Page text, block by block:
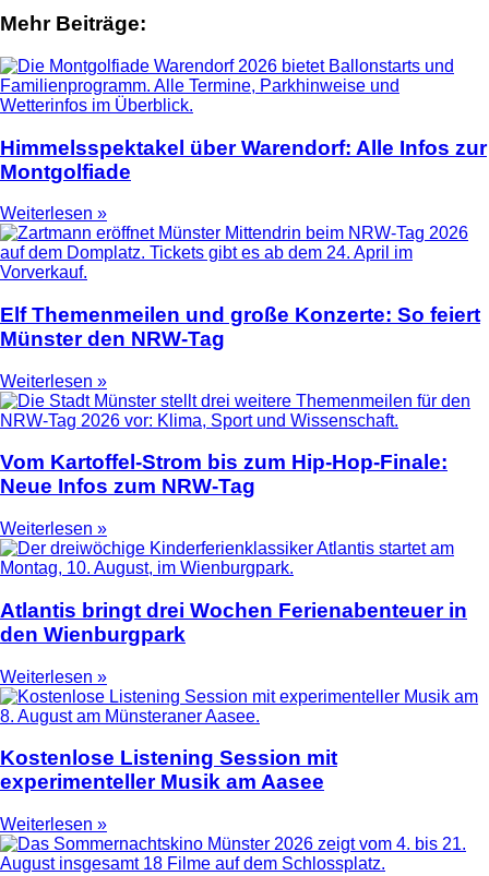
Mehr Beiträge:
Himmelsspektakel über Warendorf: Alle Infos zur
Montgolfiade
Weiterlesen »
Elf Themenmeilen und große Konzerte: So feiert
Münster den NRW-Tag
Weiterlesen »
Vom Kartoffel-Strom bis zum Hip-Hop-Finale:
Neue Infos zum NRW-Tag
Weiterlesen »
Atlantis bringt drei Wochen Ferienabenteuer in
den Wienburgpark
Weiterlesen »
Kostenlose Listening Session mit
experimenteller Musik am Aasee
Weiterlesen »